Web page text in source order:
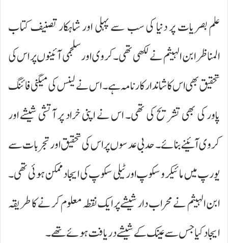
علم بصریات پر دنیا کی سب سے پہلی اور شاہکار تصنیف کتاب
المناظر ابن الہیثم نے لکھی تھی۔ کروی اور سلجمی آئینوں پر اس کی
تحقیق بھی اس کا شاندار کارنامہ ہے۔ اس نے لینس کی میگنی فا ئنگ
پاور کی بھی تشریح کی تھی۔ اس نے اپنی خراد پر آتشی شیشے اور
کروی آئینےبنائے۔ حدبی عدسوں پر اس کی تحقیق اور تجربات سے
یورپ میں ما ئیکرو سکوپ اور ٹیلی سکوپ کی ایجاد ممکن ہوئی تھی۔
ابن الہیثم نے محراب دار شیشےپر ایک نقطہ معلوم کر نے کا طریقہ
ایجاد کیا جس سے عینک کے شیشے دریافت ہوئے تھے۔